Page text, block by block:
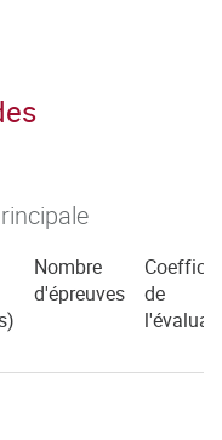
Nombre
d'épreuves
de